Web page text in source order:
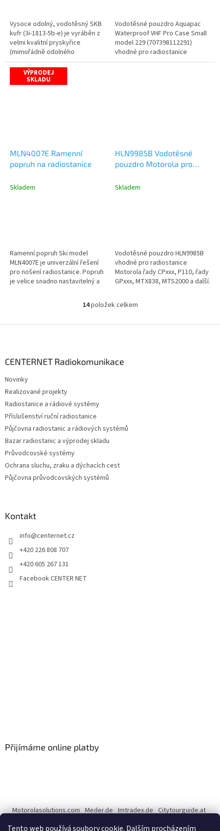
Tento web používá soubory cookie. Dalším procházením
Vysoce odolný, vodotěsný SKB
kufr (3i-1813-5b-e) je vyráběn z
velmi kvalitní pryskyřice
(mimořádně odolného
kopolymeru polypropylénu)
metodou...
Vodotěsné pouzdro Aquapac
Waterproof VHF Pro Case Small
model 229 (707398112291)
vhodné pro radiostanice
Motorola.
VÝPRODEJ
SKLADU
MLN4007E Ramenní
popruh na radiostanice
Skladem
Ramenní popruh Ski model
MLN4007E je univerzální řešení
pro nošení radiostanice. Popruh
je velice snadno nastavitelný a
HLN9985B Vodotěsné
pouzdro Motorola pro
Skladem
Vodotěsné pouzdro HLN9985B
vhodné pro radiostanice
Motorola řady CPxxx, P110, řady
GPxxx, MTX838, MTS2000 a další.
O
l
c
v
s
14položek celkem
CENTERNET Radiokomunikace
Novinky
Realizované projekty
Radiostanice a rádiové systémy
Příslušenství ruční radiostanice
Půjčovna radiostanic a rádiových systémů
Bazar radiostanic a výprodej skladu
Průvodcovské systémy
Ochrana sluchu, zraku a dýchacích cest
Půjčovna průvodcovských systémů
Kontakt
info@centernet.cz
+420 226 808 707
+420 605 267 131
Facebook CENTER NET
Přijímáme online platby
Motorolasolutions.com Meder.de Imtradex.de Citytourguide.at